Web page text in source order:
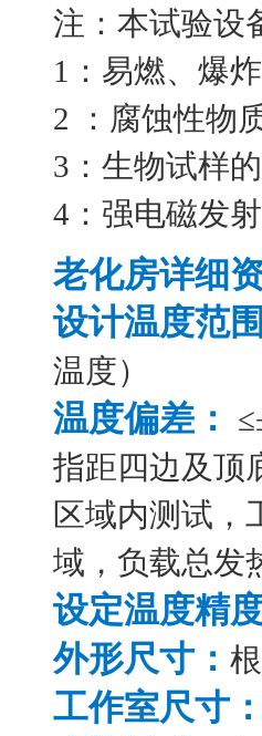
注：本试验设
1：易燃、爆
2 ：腐蚀性物
3：生物试样
4：强电磁发
老化房详细
设计温度范
温度）
温度偏差：
指距四边及顶
区域内测试，
域，负载总发
设定温度精
外形尺寸：
工作室尺寸